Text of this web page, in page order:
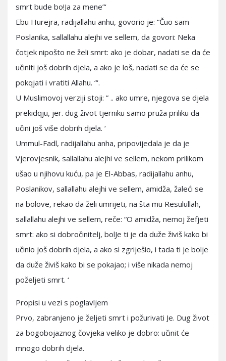
smrt bude bo!Ja za mene”‘
Ebu Hurejra, radijallahu anhu, govorio je: “Čuo sam
Poslanika, sallallahu alejhi ve sellem, da govori: Neka
čotjek nipošto ne želi smrt: ako je dobar, nadati se da će
učiniti još dobrih djela, a ako je loš, nadati se da će se
pokqjati i vratiti Allahu. “‘.
U Muslimovoj verziji stoji: ” .. ako umre, njegova se djela
prekidqju, jer. dug život tjerniku samo pruža priliku da
učini još više dobrih djela. ‘
Ummul-Fadl, radijallahu anha, pripovijedala je da je
Vjerovjesnik, sallallahu alejhi ve sellem, nekom prilikom
ušao u njihovu kuću, pa je El-Abbas, radijallahu anhu,
Poslanikov, sallallahu alejhi ve sellem, amidža, žaleći se
na bolove, rekao da želi umrijeti, na šta mu Resulullah,
sallallahu alejhi ve sellem, reče: “O amidža, nemoj žefjeti
smrt: ako si dobročinitelj, bolJe ti je da duže živiš kako bi
učinio još dobrih djela, a ako si zgriješio, i tada ti je bolje
da duže živiš kako bi se pokajao; i više nikada nemoj
poželjeti smrt. ‘
Propisi u vezi s poglavljem
Prvo, zabranjeno je željeti smrt i požurivati Je. Dug život
za bogobojaznog čovjeka veliko je dobro: učinit će
mnogo dobrih djela.